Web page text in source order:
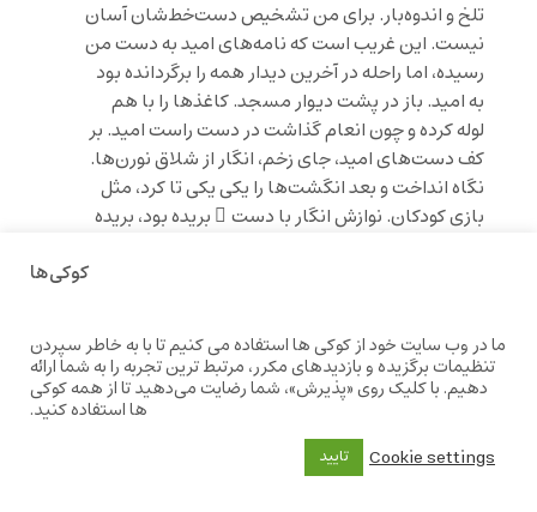
تلخ و اندوه‌بار. برای من تشخیص دست‌خط‌شان آسان
نیست. این غریب است که نامه‌های امید به دست من
رسیده، اما راحله در آخرین دیدار همه را برگردانده بود
به امید. باز در پشت دیوار مسجد. کاغذها را با هم
لوله کرده و چون انعام گذاشت در دست راست امید. بر
کف دست‌های امید، جای زخم، انگار از شلاق نورن‌ها.
نگاه انداخت و بعد انگشت‌ها را یکی یکی تا کرد، مثل
بازی کودکان. نوازش انگار با دست ِ بریده بود، بریده‌
امید زمانی خواهد داشت. نمی‌خواهم چیزی بشنوم از
یادهای شیرین از زمانه‌ای شیرین، یادهای عشق
همیشه آزارنده است: زر ِ دیروز در شعله‌های آتش ِ
در آخرین دیدار، تندتر از روایت من، فرستادگان ِ
کوکی‌ها
ما در وب سایت خود از کوکی ها استفاده می کنیم تا با به خاطر سپردن
تنظیمات برگزیده و بازدیدهای مکرر، مرتبط ترین تجربه را به شما ارائه
دهیم. با کلیک روی «پذیرش»، شما رضایت می‌دهید تا از همه کوکی
ها استفاده کنید.
Cookie settings
تایید